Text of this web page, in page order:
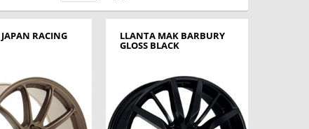
RACING LLANTA MAK BARBURY
GLOSS BLACK